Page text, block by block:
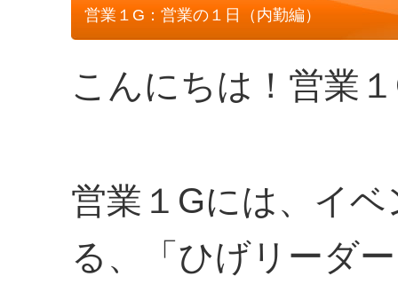
営業１G：営業の１日（内勤編）
こんにちは！営業
営業１Gには、イ
る、「ひげリーダ